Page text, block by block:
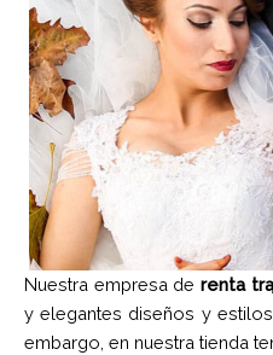
Nuestra empresa de renta
y elegantes diseños y
embargo, en nuestra tienda